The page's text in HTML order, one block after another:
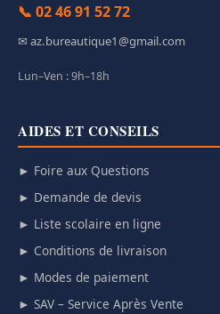
📞 02 46 91 52 72
✉ az.bureautique1@gmail.com
Lun–Ven : 9h–18h
AIDES ET CONSEILS
► Foire aux Questions
► Demande de devis
► Liste scolaire en ligne
► Conditions de livraison
► Modes de paiement
► SAV – Service Après Vente